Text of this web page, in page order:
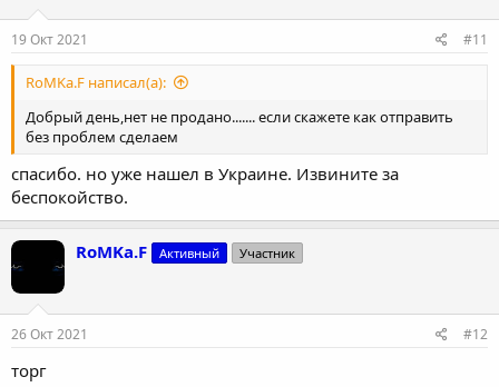
19 Окт 2021 #11
RoMKa.F написал(а):
Добрый день,нет не продано....... если скажете как отправить
без проблем сделаем
спасибо. но уже нашел в Украине. Извините за
беспокойство.
RoMKa.F Активный Участник
26 Окт 2021 #12
торг